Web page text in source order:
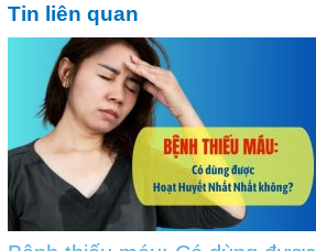
Tin liên quan